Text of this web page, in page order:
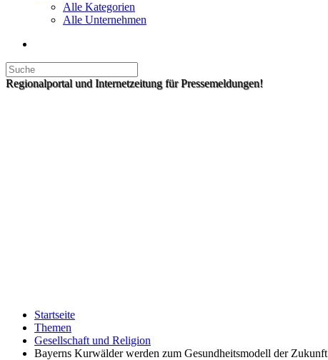
Alle Kategorien
Alle Unternehmen
Regionalportal und Internetzeitung für Pressemeldungen!
Startseite
Themen
Gesellschaft und Religion
Bayerns Kurwälder werden zum Gesundheitsmodell der Zukunft